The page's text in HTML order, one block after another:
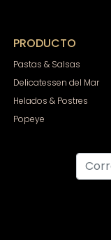
PRODUCTO
Pastas & Salsas
Delicatessen del Mar
Helados & Postres
Popeye